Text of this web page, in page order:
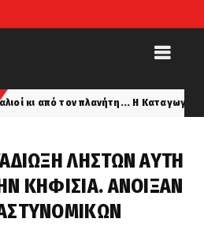
τον πλανήτη... Η Καταγωγή της
ΛΗΣΤΩΝ ΑΥΤΗ
ΚΗΦΙΣΙΑ. ΑΝΟΙΞΑΝ